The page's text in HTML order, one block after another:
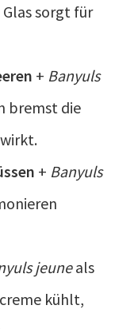
sorgt für
+ Banyuls
bremst die
+ Banyuls
jeuneals
kühlt,